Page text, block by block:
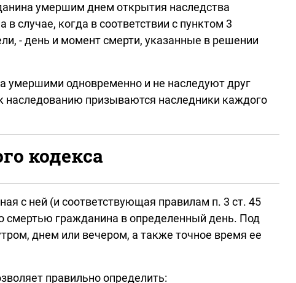
умершим днем открытия наследства
случае, когда в соответствии с пунктом 3
- день и момент смерти, указанные в решении
умершими одновременно и не наследуют друг
наследованию призываются наследники каждого
кодекса
с ней (и соответствующая правилам п. 3 ст. 45
смертью гражданина в определенный день. Под
днем или вечером, а также точное время ее
правильно определить: